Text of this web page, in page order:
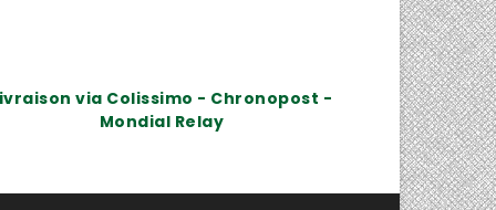
via Colissimo - Chronopost -
Mondial Relay